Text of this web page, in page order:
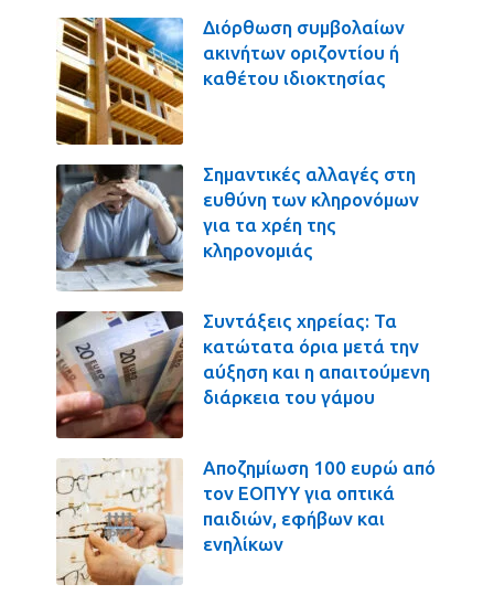
Διόρθωση συμβολαίων
ακινήτων οριζοντίου ή
καθέτου ιδιοκτησίας
Σημαντικές αλλαγές στη
ευθύνη των κληρονόμων
για τα χρέη της
κληρονομιάς
Συντάξεις χηρείας: Τα
κατώτατα όρια μετά την
αύξηση και η απαιτούμενη
διάρκεια του γάμου
Αποζημίωση 100 ευρώ από
τον ΕΟΠΥΥ για οπτικά
παιδιών, εφήβων και
ενηλίκων